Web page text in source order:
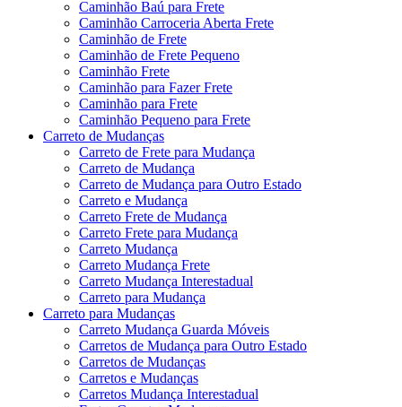
Caminhão Baú para Frete
Caminhão Carroceria Aberta Frete
Caminhão de Frete
Caminhão de Frete Pequeno
Caminhão Frete
Caminhão para Fazer Frete
Caminhão para Frete
Caminhão Pequeno para Frete
Carreto de Mudanças
Carreto de Frete para Mudança
Carreto de Mudança
Carreto de Mudança para Outro Estado
Carreto e Mudança
Carreto Frete de Mudança
Carreto Frete para Mudança
Carreto Mudança
Carreto Mudança Frete
Carreto Mudança Interestadual
Carreto para Mudança
Carreto para Mudanças
Carreto Mudança Guarda Móveis
Carretos de Mudança para Outro Estado
Carretos de Mudanças
Carretos e Mudanças
Carretos Mudança Interestadual